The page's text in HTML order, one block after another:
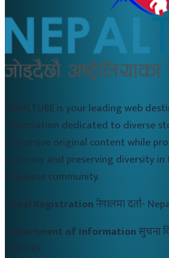
NEPALTUBE is your leading web
information dedicated to diverse
immersive original content while
harmony and preserving diversity
Nepalese community.
Nepal Registrationनेपालमा दर्ता-
Department of Informationसुचना
2082/83